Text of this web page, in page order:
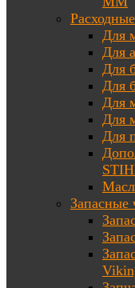
Для
Для
Для
Для
Для
Для
Для
Запасные